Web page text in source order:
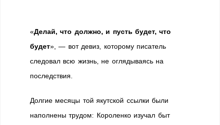
«Делай, что должно, и пусть будет, что
будет», — вот девиз, которому писатель
следовал всю жизнь, не оглядываясь на
последствия.
Долгие месяцы той якутской ссылки были
наполнены трудом: Короленко изучал быт